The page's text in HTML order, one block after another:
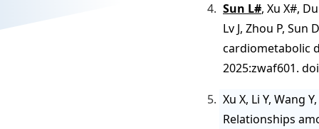
Sun L#, Xu X#,
Lv J, Zhou P,
cardiometabolic
2025:zwaf601.
Xu X, Li Y, Wang
Relationships